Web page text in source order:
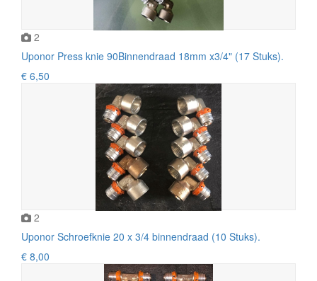
2
Uponor Press knie 90Binnendraad 18mm x3/4" (17 Stuks).
€ 6,50
2
Uponor Schroefknie 20 x 3/4 binnendraad (10 Stuks).
€ 8,00